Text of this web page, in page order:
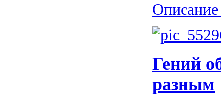
Описание
Гений
разным